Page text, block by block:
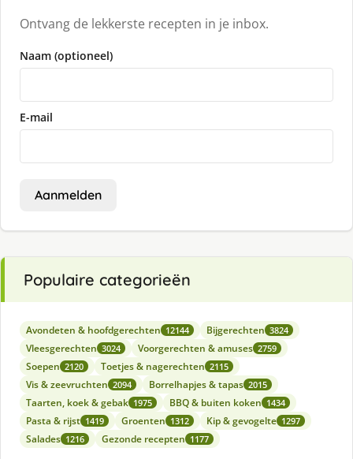
Ontvang de lekkerste recepten in je inbox.
Naam (optioneel)
E-mail
Aanmelden
Populaire categorieën
Avondeten & hoofdgerechten 12144 Bijgerechten 3824
Vleesgerechten 3024 Voorgerechten & amuses 2759
Soepen 2120 Toetjes & nagerechten 2115
Vis & zeevruchten 2094 Borrelhapjes & tapas 2015
Taarten, koek & gebak 1975 BBQ & buiten koken 1434
Pasta & rijst 1419 Groenten 1312 Kip & gevogelte 1297
Salades 1216 Gezonde recepten 1177